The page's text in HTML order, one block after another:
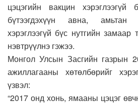
цэцэгийн вакцин хэрэглээгүй
бүтээгдэхүүн авна, амьтан
хэрэглээгүй бүс нутгийн замаар
нэвтрүүлнэ гэжээ.
Монгол Улсын Засгийн газрын
ажиллагааны хөтөлбөрийг
үзвэл:
“2017 онд хонь, ямааны цэцэг